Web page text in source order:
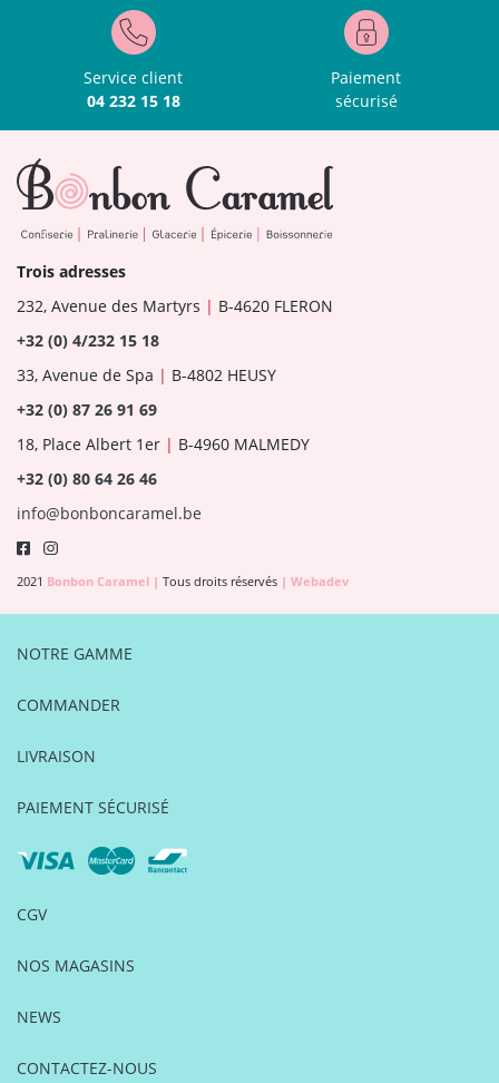
Service client
04 232 15 18
Paiement
sécurisé
Trois adresses
232, Avenue des Martyrs | B-4620 FLERON
+32 (0) 4/232 15 18
33, Avenue de Spa | B-4802 HEUSY
+32 (0) 87 26 91 69
18, Place Albert 1er | B-4960 MALMEDY
+32 (0) 80 64 26 46
info@bonboncaramel.be
2021 Bonbon Caramel | Tous droits réservés | Webadev
NOTRE GAMME
COMMANDER
LIVRAISON
PAIEMENT SÉCURISÉ
CGV
NOS MAGASINS
NEWS
CONTACTEZ-NOUS